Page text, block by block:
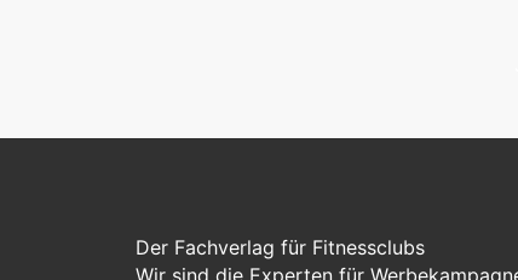
Der Fachverlag für Fitnessclubs
Wir sind die Experten für